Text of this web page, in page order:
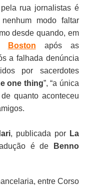
rua jornalistas é
modo faltar
desde quando, em
Boston após as
a falhada denúncia
por sacerdotes
one thing”, “a única
quanto aconteceu
, publicada por La
é de
Benno
entre Corso